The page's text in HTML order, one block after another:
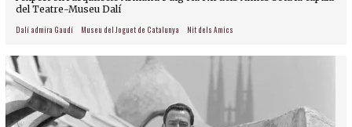
del Teatre-Museu Dalí
Dalí admira Gaudí Museu del Joguet de Catalunya Nit dels Amics